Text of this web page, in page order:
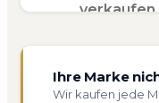
Ihre Marke
Wir kaufen jede